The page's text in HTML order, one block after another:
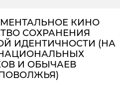
КИНО
СОХРАНЕНИЯ
ИДЕНТИЧНОСТИ (НА
И ОБЫЧАЕВ